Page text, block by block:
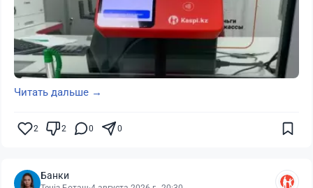
Читать дальше →
2 2 0 0
Банки